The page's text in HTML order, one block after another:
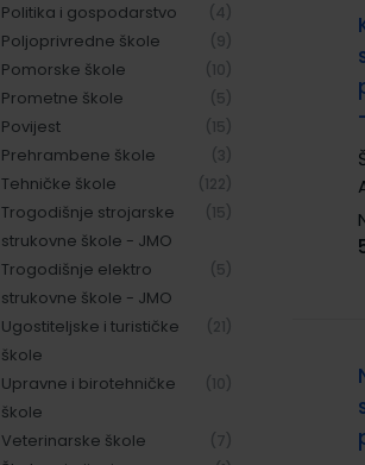
Politika i gospodarstvo (4)
Poljoprivredne škole (9)
Pomorske škole (10)
Prometne škole (5)
Povijest (15)
Prehrambene škole (3)
Tehničke škole (122)
područje
elektrotehnike
(78)
područje strojarstva (41)
područje graditeljstva
Trogodišnje strojarske
strukovne škole - JMO
(15)
Trogodišnje elektro
strukovne škole - JMO
(5)
Ugostiteljske i turističke
škole
(21)
Upravne i birotehničke
škole
(10)
Veterinarske škole (7)